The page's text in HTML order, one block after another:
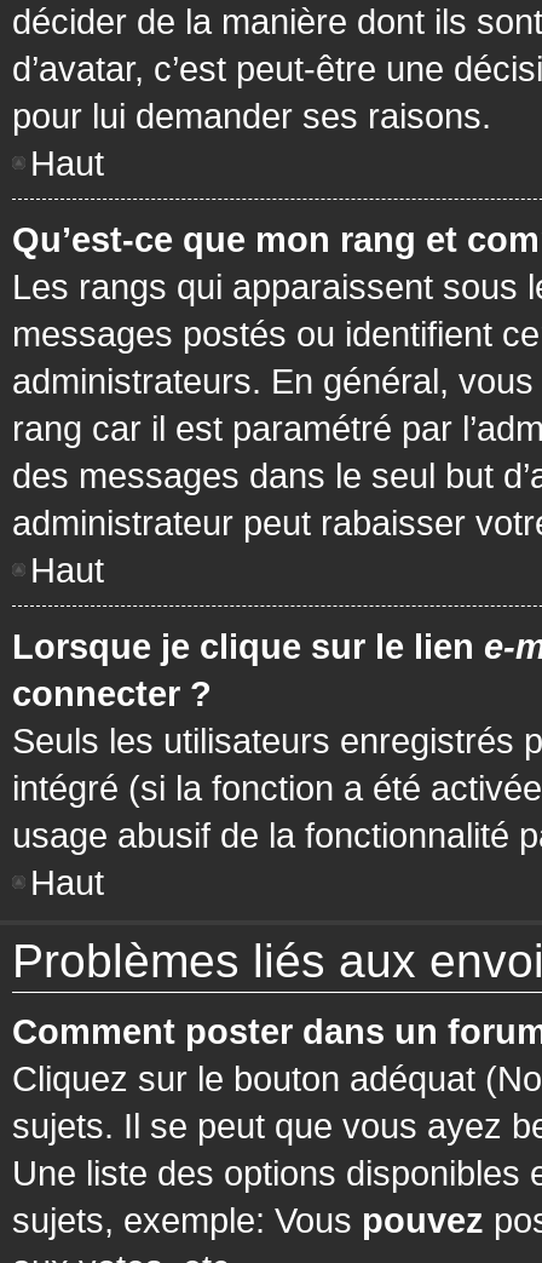
décider de la manière dont ils
d’avatar, c’est peut-être une
pour lui demander ses raisons.
Haut
Qu’est-ce que mon rang et
Les rangs qui apparaissent sous
messages postés ou identifient
administrateurs. En général,
rang car il est paramétré par
des messages dans le seul but
administrateur peut rabaisser
Haut
Lorsque je clique sur le lien e-
connecter ?
Seuls les utilisateurs enregistrés
intégré (si la fonction a été
usage abusif de la fonctionnalité
Haut
Problèmes liés aux
Comment poster dans un
Cliquez sur le bouton adéquat
sujets. Il se peut que vous ayez
Une liste des options
sujets, exemple: Vous pouvez